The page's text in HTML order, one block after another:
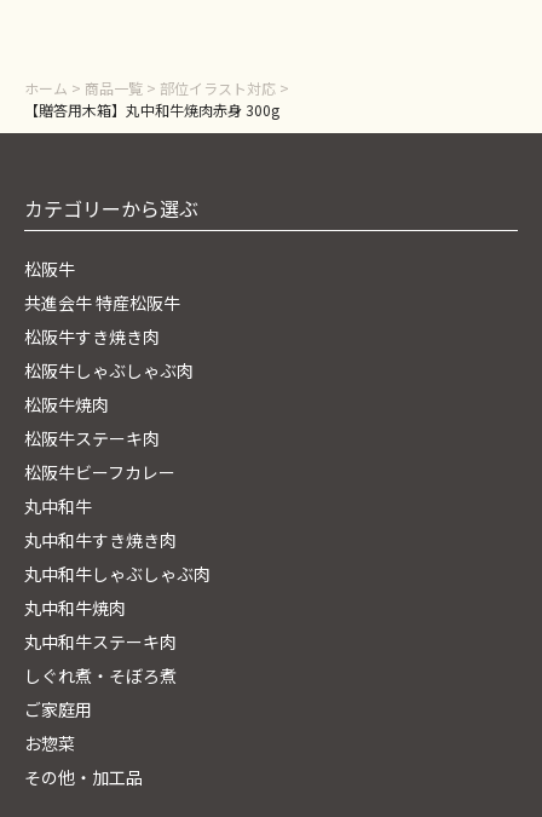
ホーム > 商品一覧 > 部位イラスト対応 >
【贈答用木箱】丸中和牛焼肉赤身 300g
カテゴリーから選ぶ
松阪牛
共進会牛 特産松阪牛
松阪牛すき焼き肉
松阪牛しゃぶしゃぶ肉
松阪牛焼肉
松阪牛ステーキ肉
松阪牛ビーフカレー
丸中和牛
丸中和牛すき焼き肉
丸中和牛しゃぶしゃぶ肉
丸中和牛焼肉
丸中和牛ステーキ肉
しぐれ煮・そぼろ煮
ご家庭用
お惣菜
その他・加工品